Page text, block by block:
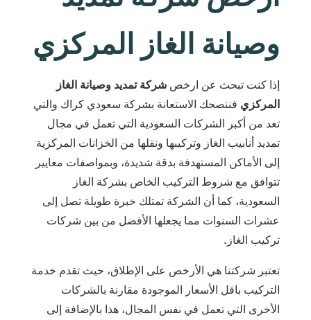
وصيانة الغاز المركزي
إذا كنت تبحث عن ارخص شركة تمديد وصيانة الغاز
المركزي فننصحك الاستعانة بشركة سعودي كراك والتي
تعد من أكبر الشركات السعودية التي تعمل في مجال
تمديد أنابيب الغاز وتركيبها ونقلها من الخزانات المركزية
إلى الأماكن المستهدفة بدقة شديدة، وبمواصفات معايير
تتوافق مع شروط التركيب الخاص بشركة الغاز
السعودية، كما أن الشركة تمتلك خبرة طويلة تصل إلى
عشرات السنوات مما يجعلها الأفضل من بين شركات
تركيب الغاز.
تعتبر شركتنا هي الأرخص على الإطلاق، حيث تقدم خدمة
التركيب باقل الأسعار الموجودة مقارنة بالشركات
الأخرى التي تعمل في نفس المجال، هذا بالإضافة إلى